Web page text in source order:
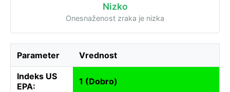
Nizko
Onesnaženost zraka je nizka
Parameter Vrednost
Indeks US
EPA:
1 (Dobro)